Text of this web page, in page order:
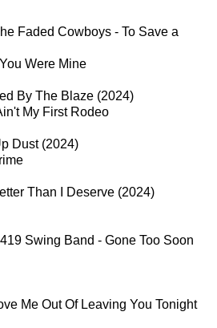
Faded Cowboys - To Save a
Were Mine
By The Blaze (2024)
My First Rodeo
Dust (2024)
Than I Deserve (2024)
Swing Band - Gone Too Soon
Me Out Of Leaving You Tonight